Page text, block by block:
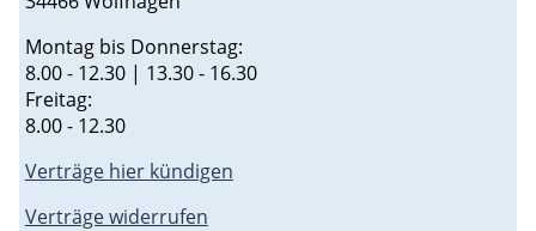
Montag bis Donnerstag:
8.00 - 12.30 | 13.30 - 16.30
Freitag:
8.00 - 12.30
Verträge hier kündigen
Verträge widerrufen